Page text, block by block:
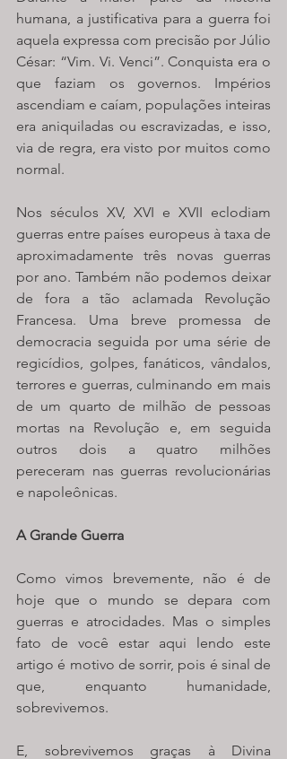
humana, a justificativa para a guerra foi
aquela expressa com precisão por Júlio
César: “Vim. Vi. Venci”. Conquista era o
que faziam os governos. Impérios
ascendiam e caíam, populações inteiras
era aniquiladas ou escravizadas, e isso,
via de regra, era visto por muitos como
normal.
Nos séculos XV, XVI e XVII eclodiam
guerras entre países europeus à taxa de
aproximadamente três novas guerras
por ano. Também não podemos deixar
de fora a tão aclamada Revolução
Francesa. Uma breve promessa de
democracia seguida por uma série de
regicídios, golpes, fanáticos, vândalos,
terrores e guerras, culminando em mais
de um quarto de milhão de pessoas
mortas na Revolução e, em seguida
outros dois a quatro milhões
pereceram nas guerras revolucionárias
e napoleônicas.
A Grande Guerra
Como vimos brevemente, não é de
hoje que o mundo se depara com
guerras e atrocidades. Mas o simples
fato de você estar aqui lendo este
artigo é motivo de sorrir, pois é sinal de
que, enquanto humanidade,
sobrevivemos.
E, sobrevivemos graças à Divina